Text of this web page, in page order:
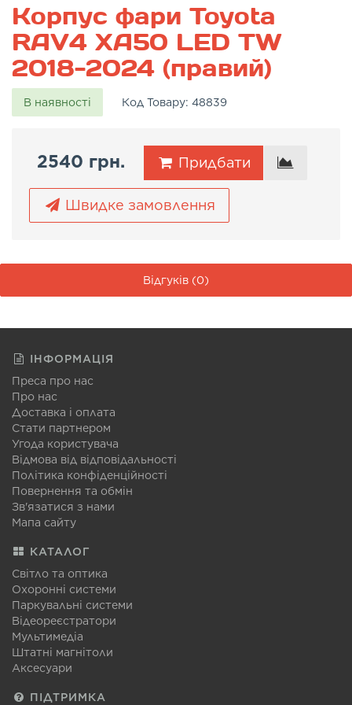
Корпус фари Toyota
RAV4 XA50 LED TW
2018-2024 (правий)
В наявності Код Товару: 48839
2540 грн. Придбати
Швидке замовлення
Відгуків (0)
ІНФОРМАЦІЯ
Преса про нас
Про нас
Доставка і оплата
Стати партнером
Угода користувача
Відмова від відповідальності
Політика конфіденційності
Повернення та обмін
Зв'язатися з нами
Мапа сайту
КАТАЛОГ
Світло та оптика
Охоронні системи
Паркувальні системи
Відеореєстратори
Мультимедіа
Штатні магнітоли
Аксесуари
ПІДТРИМКА